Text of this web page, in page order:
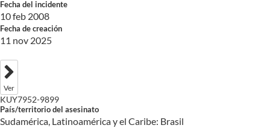
Fecha del incidente
10 feb 2008
Fecha de creación
11 nov 2025
Ver
KUY7952-9899
País/territorio del asesinato
Sudamérica, Latinoamérica y el Caribe: Brasil